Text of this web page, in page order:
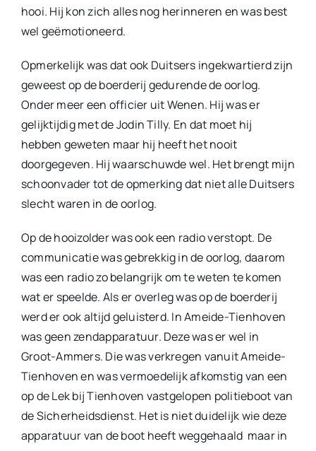
hooi. Hij kon zich alles nog herinneren en was best
wel geëmotioneerd.
Opmerkelijk was dat ook Duitsers ingekwartierd zijn
geweest op de boerderij gedurende de oorlog.
Onder meer een officier uit Wenen. Hij was er
gelijktijdig met de Jodin Tilly. En dat moet hij
hebben geweten maar hij heeft het nooit
doorgegeven. Hij waarschuwde wel. Het brengt mijn
schoonvader tot de opmerking dat niet alle Duitsers
slecht waren in de oorlog.
Op de hooizolder was ook een radio verstopt. De
communicatie was gebrekkig in de oorlog, daarom
was een radio zo belangrijk om te weten te komen
wat er speelde. Als er overleg was op de boerderij
werd er ook altijd geluisterd. In Ameide-Tienhoven
was geen zendapparatuur. Deze was er wel in
Groot-Ammers. Die was verkregen vanuit Ameide-
Tienhoven en was vermoedelijk afkomstig van een
op de Lek bij Tienhoven vastgelopen politieboot van
de Sicherheidsdienst. Het is niet duidelijk wie deze
apparatuur van de boot heeft weggehaald maar in